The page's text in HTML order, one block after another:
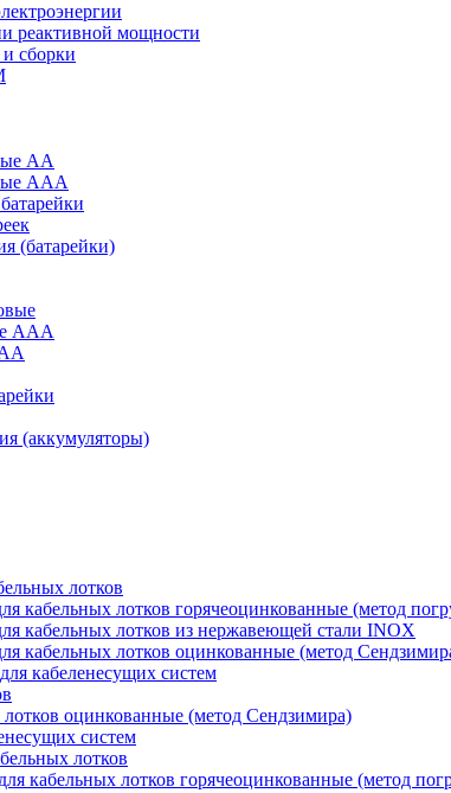
реактивной мощности
сборки
АА
ААА
(батарейки)
ААА
(аккумуляторы)
лотков
кабельных лотков горячеоцинкованные (метод
кабельных лотков из нержавеющей стали INOX
кабельных лотков оцинкованные (метод
кабеленесущих систем
оцинкованные (метод Сендзимира)
систем
лотков
кабельных лотков горячеоцинкованные (метод